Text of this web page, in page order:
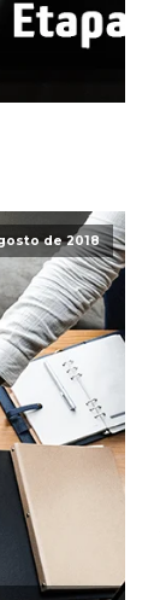
de 2018